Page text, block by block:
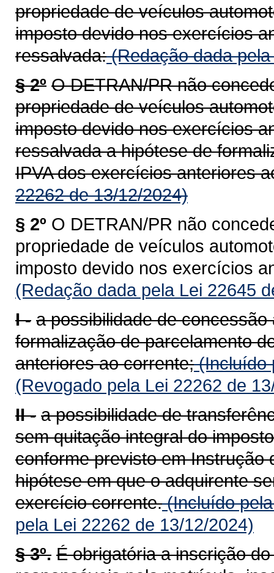
propriedade de veículos
imposto devido nos exercícios
ressalvada:(Redação dada
§ 2º O DETRAN/PR não
propriedade de veículos
imposto devido nos exercícios
ressalvada a hipótese de
IPVA dos exercícios anteriores
22262 de 13/12/2024)
§ 2º O DETRAN/PR não
propriedade de veículos
imposto devido nos exercícios
(Redação dada pela Lei 22645
I - a possibilidade de
formalização de parcelamento
anteriores ao corrente;(Incluído
(Revogado pela Lei 22262 de
II - a possibilidade de
sem quitação integral do
conforme previsto em Instrução
hipótese em que o adquirente
exercício corrente.(Incluído
pela Lei 22262 de 13/12/2024)
§ 3º. É obrigatória a inscrição